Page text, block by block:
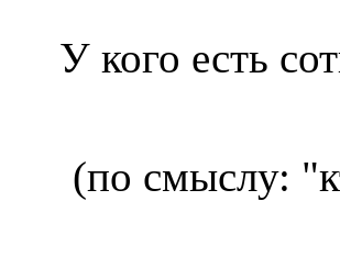
У кого есть
(по смыслу: